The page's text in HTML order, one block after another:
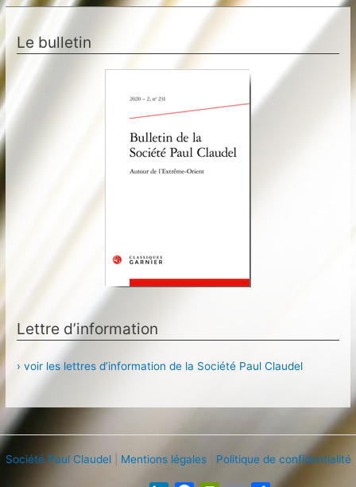
Le bulletin
Lettre d’information
› voir les lettres d’information de la Société Paul Claudel
Société Paul Claudel| Mentions légales| Politique de confidentialité